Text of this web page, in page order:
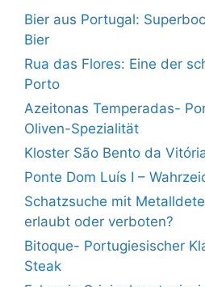
Bier aus Portugal:
Bier
Rua das Flores: Eine der
Porto
Azeitonas Temperadas-
Oliven-Spezialität
Kloster São Bento da
Ponte Dom Luís I –
Schatzsuche mit
erlaubt oder verboten?
Bitoque- Portugiesischer
Steak